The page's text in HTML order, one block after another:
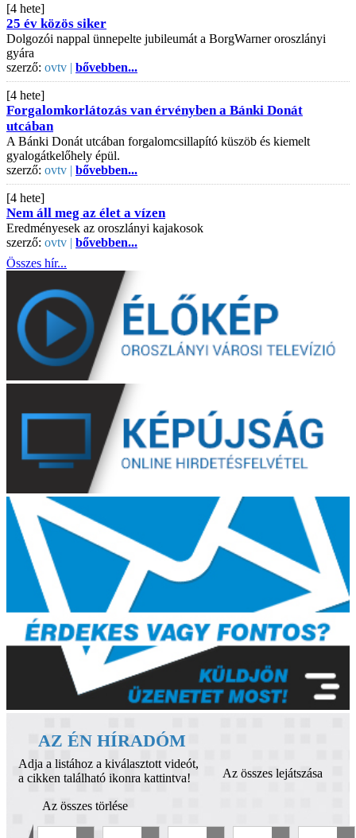
[4 hete]
25 év közös siker
Dolgozói nappal ünnepelte jubileumát a BorgWarner oroszlányi
gyára
szerző: ovtv | bővebben...
[4 hete]
Forgalomkorlátozás van érvényben a Bánki Donát
utcában
A Bánki Donát utcában forgalomcsillapító küszöb és kiemelt
gyalogátkelőhely épül.
szerző: ovtv | bővebben...
[4 hete]
Nem áll meg az élet a vízen
Eredményesek az oroszlányi kajakosok
szerző: ovtv | bővebben...
Összes hír...
AZ ÉN HÍRADÓM
Adja a listához a kiválasztott videót,
a cikken található ikonra kattintva!
Az összes lejátszása
Az összes törlése